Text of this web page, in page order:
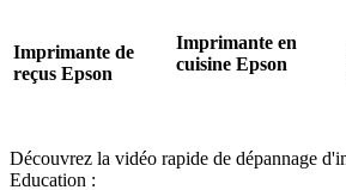
Imprimante de
reçus Epson
Imprimante en
cuisine Epson
Découvrez la vidéo rapide de dépannage
Education :